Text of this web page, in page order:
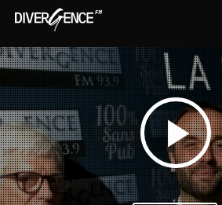
play_arrow